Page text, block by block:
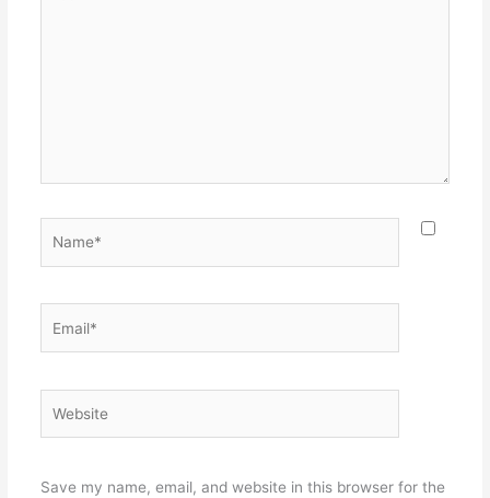
Save my name, email, and website in this browser for the